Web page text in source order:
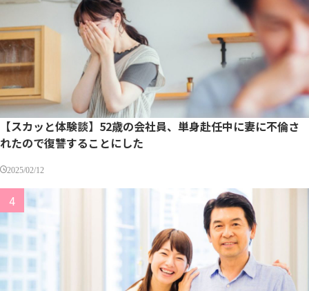
【スカッと体験談】52歳の会社員、単身赴任中に妻に不倫さ
れたので復讐することにした
2025/02/12